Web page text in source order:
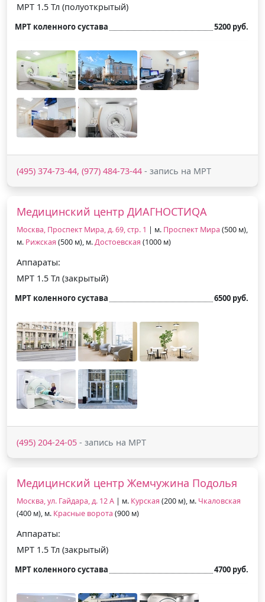
МРТ 1.5 Тл (полуоткрытый)
МРТ коленного сустава 5200 руб.
(495) 374-73-44, (977) 484-73-44 - запись на МРТ
Медицинский центр ДИАГНОСТИQA
Москва, Проспект Мира, д. 69, стр. 1 | м. Проспект Мира (500 м),
м. Рижская (500 м), м.Достоевская (1000 м)
Аппараты:
МРТ 1.5 Тл (закрытый)
МРТ коленного сустава 6500 руб.
(495) 204-24-05 - запись на МРТ
Медицинский центр Жемчужина Подолья
Москва, ул. Гайдара, д. 12 А | м. Курская (200 м), м. Чкаловская
(400 м), м. Красные ворота (900 м)
Аппараты:
МРТ 1.5 Тл (закрытый)
МРТ коленного сустава 4700 руб.